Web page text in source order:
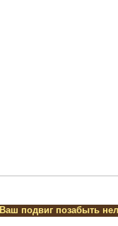
Ваш подвиг позабыть